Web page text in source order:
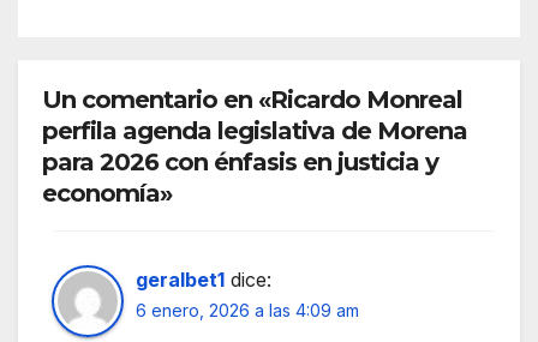
Un comentario en «Ricardo Monreal
perfila agenda legislativa de Morena
para 2026 con énfasis en justicia y
economía»
geralbet1 dice:
6 enero, 2026 a las 4:09 am